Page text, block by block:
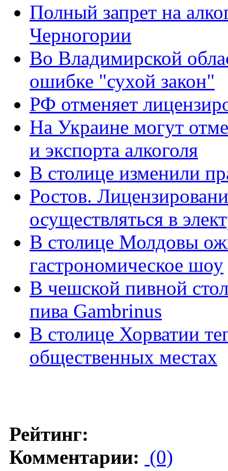
Полный запрет на
Черногории
Во Владимирской
ошибке "сухой закон"
РФ отменяет
На Украине могут
и экспорта алкоголя
В столице изменили
Ростов.
осуществляться в
В столице Молдовы
гастрономическое шоу
В чешской пивной
пива Gambrinus
В столице Хорватии
общественных местах
Рейтинг:
Комментарии: (0)